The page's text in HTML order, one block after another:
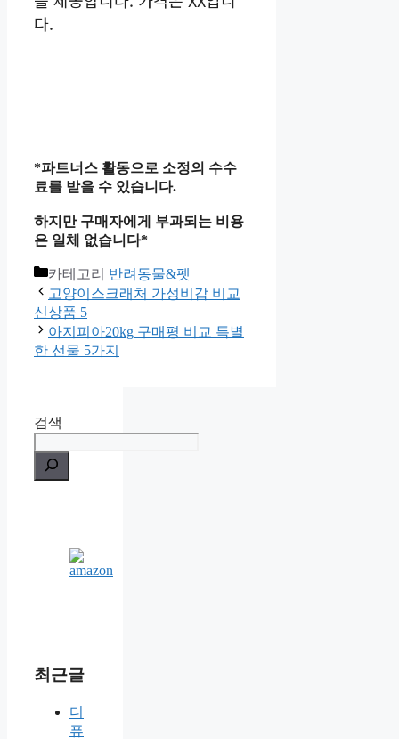
다.
*파트너스 활동으로 소정의 수수
료를 받을 수 있습니다.
하지만 구매자에게 부과되는 비용
은 일체 없습니다*
카테고리 반려동물&펫
고양이스크래처 가성비갑 비교
신상품 5
아지피아20kg 구매평 비교 특별
한 선물 5가지
검색
최근글
디
퓨